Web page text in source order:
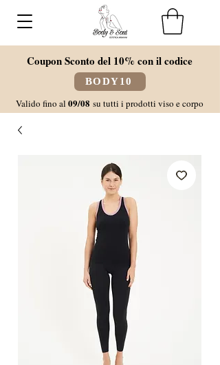
Coupon Sconto del 10% con il codice
BODY10
Valido fino al 09/08 su tutti i prodotti viso e corpo